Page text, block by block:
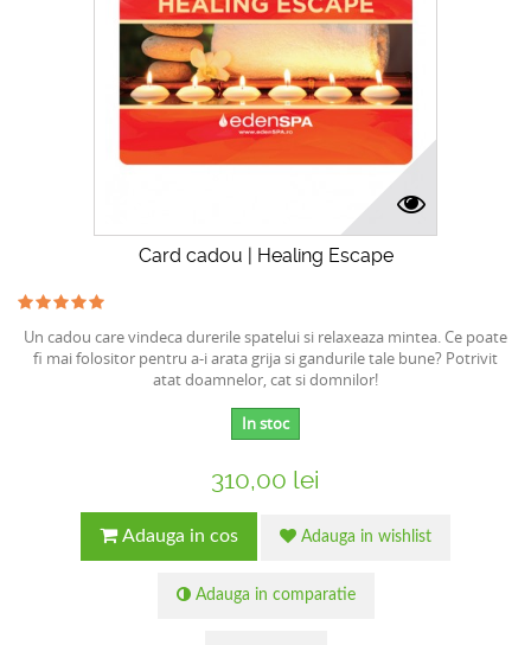
Card cadou | Healing Escape
Un cadou care vindeca durerile spatelui si relaxeaza mintea. Ce poate
fi mai folositor pentru a-i arata grija si gandurile tale bune? Potrivit
atat doamnelor, cat si domnilor!
In stoc
310,00 lei
Adauga in cos Adauga in wishlist
Adauga in comparatie